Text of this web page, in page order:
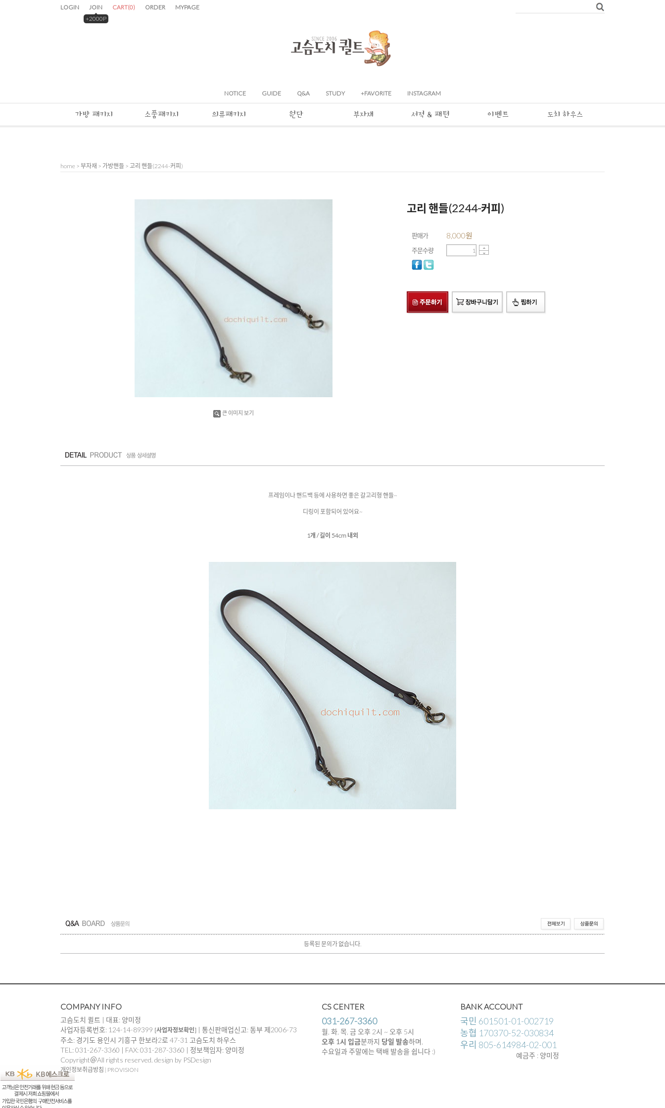
LOGIN
JOIN
+2000P
CART(0) ORDER MYPAGE
NOTICE GUIDE Q&A STUDY +FAVORITE INSTAGRAM
가방 패키지 소품패키지 의류패키지 원단 부자재 서적 & 패턴 이벤트 도치 하우스
home > 부자재 > 가방핸들 > 고리 핸들(2244-커피)
큰 이미지 보기
고리 핸들(2244-커피)
판매가 8,000원
주문수량
프레임이나 핸드백 등에 사용하면 좋은 갈고리형 핸들~
디링이 포함되어 있어요~
1개 / 길이 54cm 내외
등록된 문의가 없습니다.
COMPANY INFO
고슴도치 퀼트 | 대표: 양미정
사업자등록번호: 124-14-89399 [사업자정보확인] | 통신판매업신고: 동부 제2006-73
주소: 경기도 용인시 기흥구 한보라2로 47-31 고슴도치 하우스
TEL: 031-267-3360 | FAX: 031-287-3360 | 정보책임자: 양미정
Copyright＠All rights reserved. design by PSDesign
CS CENTER
031-267-3360
월, 화, 목, 금 오후 2시 ~ 오후 5시
오후 1시 입금분까지 당일 발송하며,
수요일과 주말에는 택배 발송을 쉽니다 :)
BANK ACCOUNT
국민 601501-01-002719
농협 170370-52-030834
우리 805-614984-02-001
예금주 : 양미정
개인정보취급방침 | PROVISION